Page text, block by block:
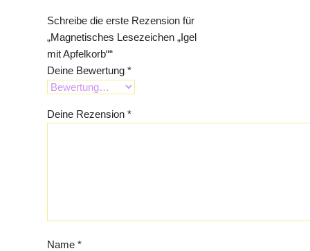
Schreibe die erste Rezension für
„Magnetisches Lesezeichen „Igel
mit Apfelkorb““
Deine Bewertung *
Deine Rezension *
Name *